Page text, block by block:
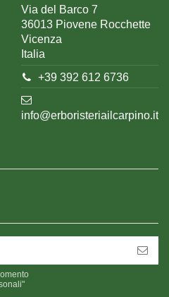
Via del Barco 7
36013 Piovene Rocchette
Vicenza
Italia
+39 392 612 6736
info@erboristeriailcarpino.it